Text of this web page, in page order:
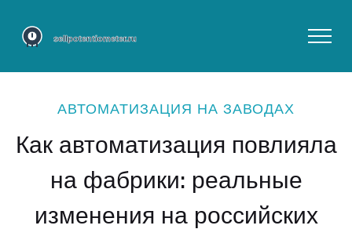
АВТОМАТИЗАЦИЯ НА ЗАВОДАХ
Как автоматизация повлияла
на фабрики: реальные
изменения на российских